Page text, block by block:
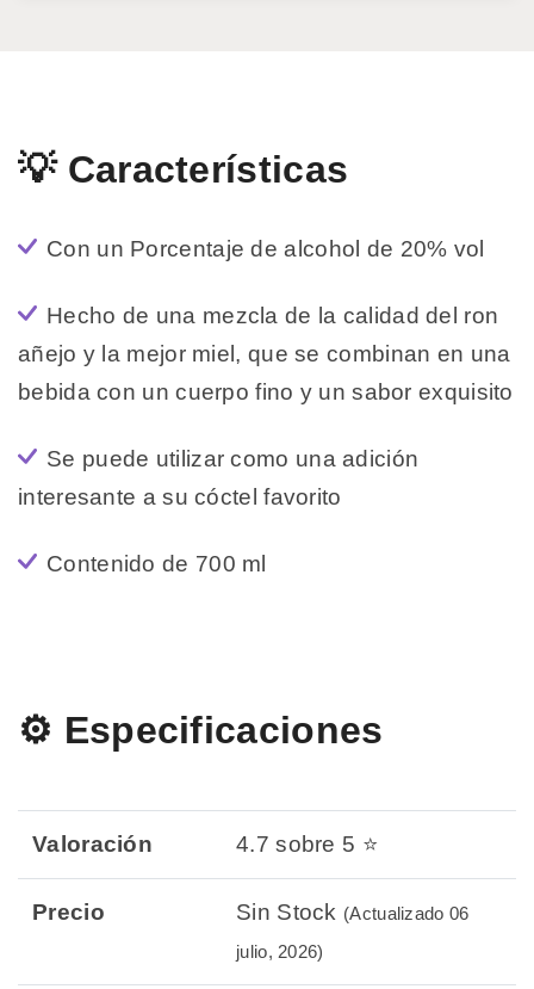
💡 Características
Con un Porcentaje de alcohol de 20% vol
Hecho de una mezcla de la calidad del ron
añejo y la mejor miel, que se combinan en una
bebida con un cuerpo fino y un sabor exquisito
Se puede utilizar como una adición
interesante a su cóctel favorito
Contenido de 700 ml
⚙️ Especificaciones
Valoración 4.7 sobre 5 ⭐
Precio Sin Stock (Actualizado 06
julio, 2026)